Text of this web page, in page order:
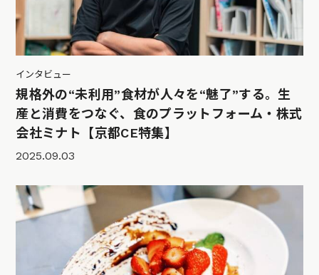
インタビュー
規格外の“未利用”食材が人々を“魅了”する。生
産と消費をつなぐ、食のプラットフォーム・株式
会社ミナト【京都CE特集】
2025.09.03